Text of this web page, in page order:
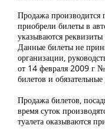
Продажа производится
приобрели билеты в
указываются
Данные билеты не
организации,
от 14 февраля 2009 г
билетов и
Продажа билетов,
время суток
туалета оказываются